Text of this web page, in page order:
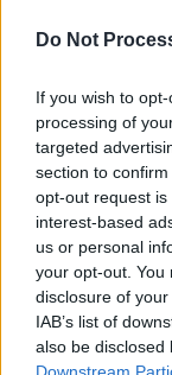
Do Not
If you wish to
processing of
targeted
section to
opt-out request
interest-based
us or personal
your opt-out. You
disclosure of
IAB’s list of
also be disclosed
Downstream
Είχε
αποτέλεσμα
τους έξι
Είχε
Είχε
στα Χανιά,
Ερυθρού
Και τα πιο
Κοντομάρι